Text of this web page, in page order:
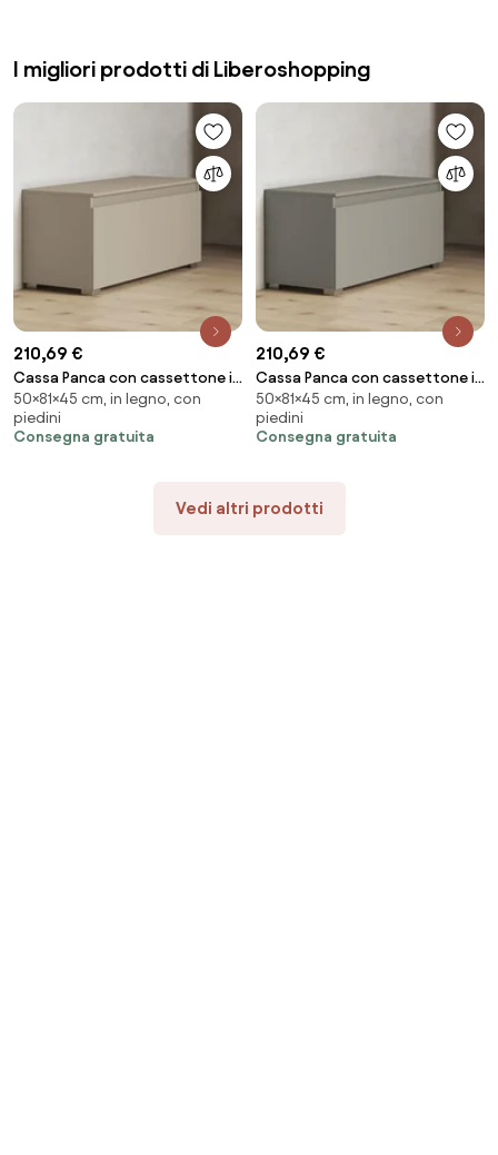
I migliori prodotti di Liberoshopping
210,69 €
Cassa Panca con cassettone in
legno 81 cm TORTORA
50×81×45 cm, in legno, con
piedini
Consegna gratuita
210,69 €
Cassa Panca con cassettone in
legno 81 cm CRETA
50×81×45 cm, in legno, con
piedini
Consegna gratuita
Vedi altri prodotti